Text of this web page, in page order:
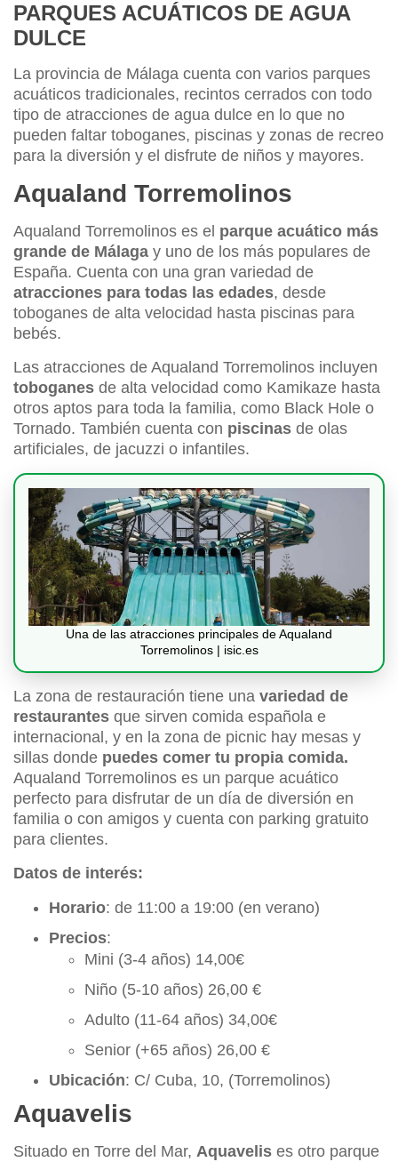
PARQUES ACUÁTICOS DE AGUA
DULCE
La provincia de Málaga cuenta con varios parques
acuáticos tradicionales, recintos cerrados con todo
tipo de atracciones de agua dulce en lo que no
pueden faltar toboganes, piscinas y zonas de recreo
para la diversión y el disfrute de niños y mayores.
Aqualand Torremolinos
Aqualand Torremolinos es el parque acuático más
grande de Málaga y uno de los más populares de
España. Cuenta con una gran variedad de
atracciones para todas las edades, desde
toboganes de alta velocidad hasta piscinas para
bebés.
Las atracciones de Aqualand Torremolinos incluyen
toboganes de alta velocidad como Kamikaze hasta
otros aptos para toda la familia, como Black Hole o
Tornado. También cuenta con piscinas de olas
artificiales, de jacuzzi o infantiles.
Una de las atracciones principales de Aqualand
Torremolinos | isic.es
La zona de restauración tiene una variedad de
restaurantes que sirven comida española e
internacional, y en la zona de picnic hay mesas y
sillas donde puedes comer tu propia comida.
Aqualand Torremolinos es un parque acuático
perfecto para disfrutar de un día de diversión en
familia o con amigos y cuenta con parking gratuito
para clientes.
Datos de interés:
Horario: de 11:00 a 19:00 (en verano)
Precios:
Mini (3-4 años) 14,00€
Niño (5-10 años) 26,00 €
Adulto (11-64 años) 34,00€
Senior (+65 años) 26,00 €
Ubicación: C/ Cuba, 10, (Torremolinos)
Aquavelis
Situado en Torre del Mar, Aquavelis es otro parque